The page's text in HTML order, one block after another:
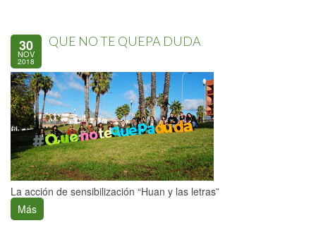
30
NOV
2018
QUE NO TE QUEPA DUDA
La acción de sensibilización “Huan y las letras”
Más
Páginas